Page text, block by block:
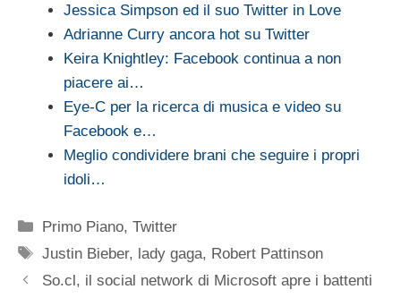
Jessica Simpson ed il suo Twitter in Love
Adrianne Curry ancora hot su Twitter
Keira Knightley: Facebook continua a non
piacere ai…
Eye-C per la ricerca di musica e video su
Facebook e…
Meglio condividere brani che seguire i propri
idoli…
Categorie
Primo Piano,Twitter
Tag
Justin Bieber, lady gaga, Robert Pattinson
So.cl, il social network di Microsoft apre i battenti